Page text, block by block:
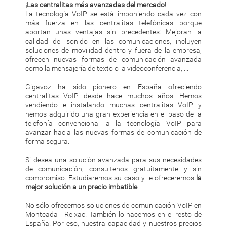
¡Las centralitas más avanzadas del mercado!
La tecnología VoIP se está imponiendo cada vez con
más fuerza en las centralitas telefónicas porque
aportan unas ventajas sin precedentes: Mejoran la
calidad del sonido en las comunicaciones, incluyen
soluciones de movilidad dentro y fuera de la empresa,
ofrecen nuevas formas de comunicación avanzada
como la mensajería de texto o la videoconferencia, ...
Gigavoz ha sido pionero en España ofreciendo
centralitas VoIP desde hace muchos años. Hemos
vendiendo e instalando muchas centralitas VoIP y
hemos adquirido una gran experiencia en el paso de la
telefonía convencional a la tecnología VoIP para
avanzar hacia las nuevas formas de comunicación de
forma segura.
Si desea una solución avanzada para sus necesidades
de comunicación, consultenos gratuitamente y sin
compromiso. Estudiaremos su caso y le ofreceremos la
mejor solución a un precio imbatible.
No sólo ofrecemos soluciones de comunicación VoIP en
Montcada i Reixac. También lo hacemos en el resto de
España. Por eso, nuestra capacidad y nuestros precios